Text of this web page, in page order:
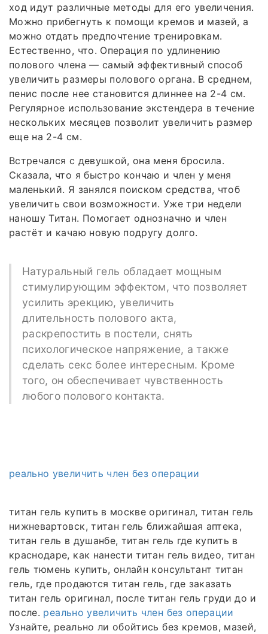
ход идут различные методы для его увеличения.
Можно прибегнуть к помощи кремов и мазей, а
можно отдать предпочтение тренировкам.
Естественно, что. Операция по удлинению
полового члена — самый эффективный способ
увеличить размеры полового органа. В среднем,
пенис после нее становится длиннее на 2-4 см.
Регулярное использование экстендера в течение
нескольких месяцев позволит увеличить размер
еще на 2-4 см.
Встречался с девушкой, она меня бросила.
Сказала, что я быстро кончаю и член у меня
маленький. Я занялся поиском средства, чтоб
увеличить свои возможности. Уже три недели
наношу Титан. Помогает однозначно и член
растёт и качаю новую подругу долго.
Натуральный гель обладает мощным
стимулирующим эффектом, что позволяет
усилить эрекцию, увеличить
длительность полового акта,
раскрепостить в постели, снять
психологическое напряжение, а также
сделать секс более интересным. Кроме
того, он обеспечивает чувственность
любого полового контакта.
реально увеличить член без операции
титан гель купить в москве оригинал, титан гель
нижневартовск, титан гель ближайшая аптека,
титан гель в душанбе, титан гель где купить в
краснодаре, как нанести титан гель видео, титан
гель тюмень купить, онлайн консультант титан
гель, где продаются титан гель, где заказать
титан гель оригинал, после титан гель груди до и
после. реально увеличить член без операции
Узнайте, реально ли обойтись без кремов, мазей,